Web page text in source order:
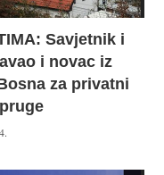
Savjetnik i
i novac iz
za privatni